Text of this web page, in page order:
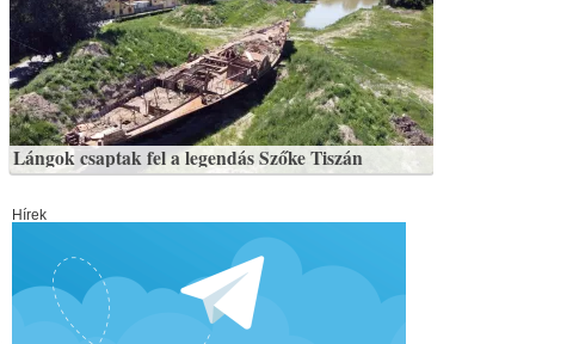
Lángok csaptak fel a legendás Szőke Tiszán
Hírek